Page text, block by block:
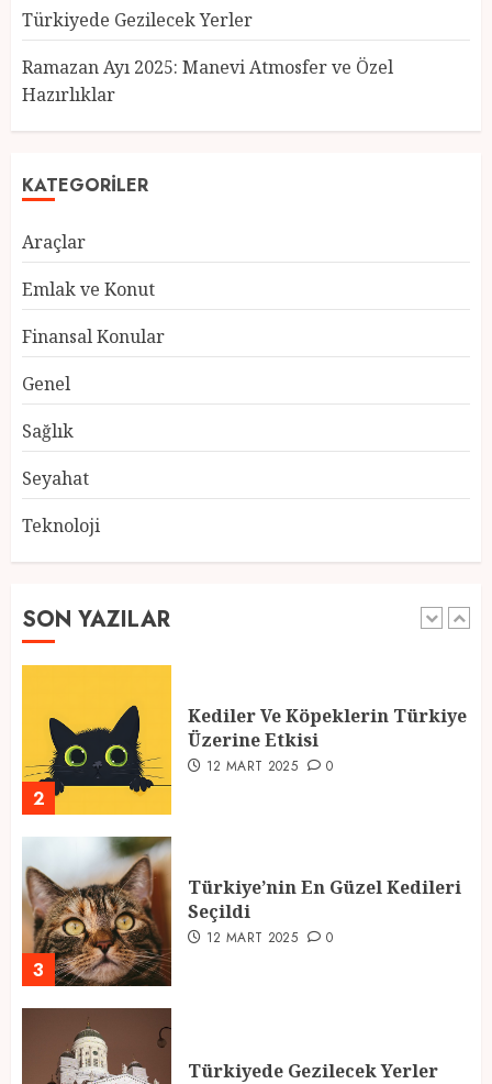
Türkiyede Gezilecek Yerler
Ramazan Ayı 2025: Manevi Atmosfer ve Özel
Hazırlıklar
KATEGORILER
Araçlar
Emlak ve Konut
Finansal Konular
Genel
Sağlık
Seyahat
Teknoloji
SON YAZILAR
Türkiye’nin En Güzel Kedileri
Seçildi
12 MART 2025
4
5
1
2025 En İyi Yaz Tatilleri
2
Kediler Ve Köpeklerin Türkiye
Üzerine Etkisi
12 MART 2025 0
3
Türkiye’nin En Güzel Kedileri
Seçildi
12 MART 2025 0
Türkiyede Gezilecek Yerler